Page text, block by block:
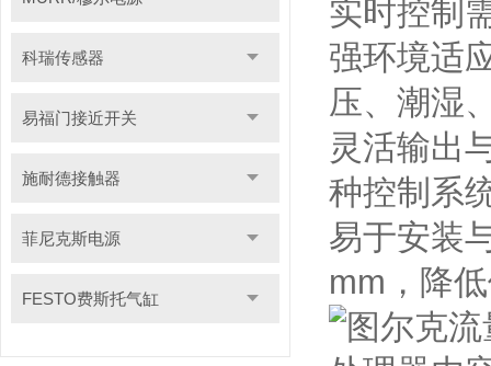
科瑞传感器
易福门接近开关
施耐德接触器
菲尼克斯电源
FESTO费斯托气缸
实时控制
强环境适
压、潮湿
灵活输出
种控制系
易于安装
mm，降